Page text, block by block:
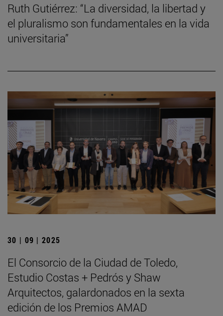
Ruth Gutiérrez: “La diversidad, la libertad y
el pluralismo son fundamentales en la vida
universitaria”
30 | 09 | 2025
El Consorcio de la Ciudad de Toledo,
Estudio Costas + Pedrós y Shaw
Arquitectos, galardonados en la sexta
edición de los Premios AMAD